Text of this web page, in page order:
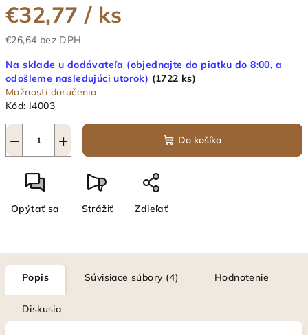
€32,77 / ks
€26,64 bez DPH
cena:
Na sklade u dodávateľa (objednajte do piatku do 8:00, a
odošleme nasledujúci utorok) (1722 ks)
Možnosti doručenia
Kód: I4003
+
− Do košíka
Opýtať sa Strážiť Zdieľať
Popis Súvisiace súbory (4) Hodnotenie
Diskusia